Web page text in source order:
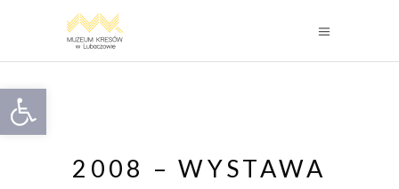
Otwórz pasek narzędzi
2008 – WYSTAWA